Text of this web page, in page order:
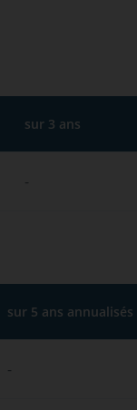
sur 3 ans
-
sur 5 ans annualisés
-